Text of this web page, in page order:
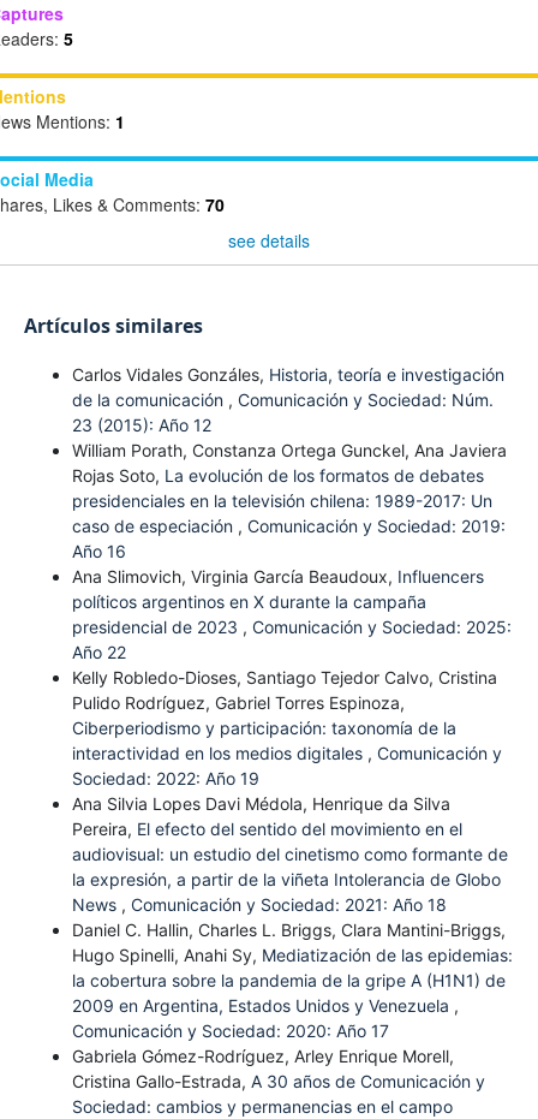
5
Mentions: 1
Media
Likes & Comments: 70
see details
Artículos similares
Carlos Vidales Gonzáles, Historia, teoría e investigación
de la comunicación , Comunicación y Sociedad: Núm.
23 (2015): Año 12
William Porath, Constanza Ortega Gunckel, Ana Javiera
Rojas Soto, La evolución de los formatos de debates
presidenciales en la televisión chilena: 1989-2017: Un
caso de especiación , Comunicación y Sociedad: 2019:
Año 16
Ana Slimovich, Virginia García Beaudoux, Influencers
políticos argentinos en X durante la campaña
presidencial de 2023 , Comunicación y Sociedad: 2025:
Año 22
Kelly Robledo-Dioses, Santiago Tejedor Calvo, Cristina
Pulido Rodríguez, Gabriel Torres Espinoza,
Ciberperiodismo y participación: taxonomía de la
interactividad en los medios digitales , Comunicación y
Sociedad: 2022: Año 19
Ana Silvia Lopes Davi Médola, Henrique da Silva
Pereira, El efecto del sentido del movimiento en el
audiovisual: un estudio del cinetismo como formante de
la expresión, a partir de la viñeta Intolerancia de Globo
News , Comunicación y Sociedad: 2021: Año 18
Daniel C. Hallin, Charles L. Briggs, Clara Mantini-Briggs,
Hugo Spinelli, Anahi Sy, Mediatización de las epidemias:
la cobertura sobre la pandemia de la gripe A (H1N1) de
2009 en Argentina, Estados Unidos y Venezuela ,
Comunicación y Sociedad: 2020: Año 17
Gabriela Gómez-Rodríguez, Arley Enrique Morell,
Cristina Gallo-Estrada, A 30 años de Comunicación y
Sociedad: cambios y permanencias en el campo